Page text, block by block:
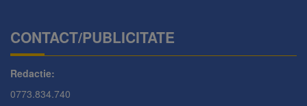
CONTACT/PUBLICITATE
Redactie:
0773.834.740